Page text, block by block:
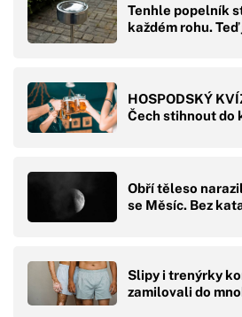
Tenhle popelník
každém rohu.
HOSPODSKÝ
Čech stihnout do
Obří těleso
se Měsíc. Bez
Slipy i trenýrky
zamilovali do